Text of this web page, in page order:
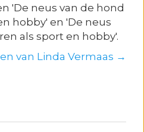
'De neus van de hond
hobby' en 'De neus
als sport en hobby'.
van Linda Vermaas →